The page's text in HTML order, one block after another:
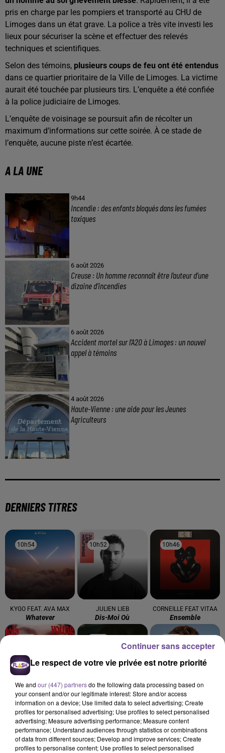
pris en charge par les pompiers et transporté au CHU de
Limoges dans un état grave. La police a très vite investi les
lieux pour sécuriser la scène et effectuer des relevés
techniques et scientifiques.
Selon des témoins, plusieurs coups de feu ont été entendus
dans ce quartier prioritaire de la Ville de Limoges. La victime
aurait été touchée par plusieurs tirs. L’enquête a été confiée
à la police judiciaire de Limoges.
L’enquête de voisinage se poursuit afin de récolter un
maximum d’informations sur cette soirée. À ce stade de
l’enquête, aucune piste n’est écartée.
A LA UNE
9h44
Incendie : des enfants bloqués dans les fumées
toxiques
6 août 2026
Creuse : Un homme reconnaît être l’auteur d’une
dizaine d’incendies
6 août 2026
Accident mortel sur l’A20 à Limoges : un nouvel
appel à témoins
4 août 2026
Haute-Vienne : une aide pour les Jeunes
Agriculteurs
DERNIERS TITRES
10h54
10h54
KYGO FEAT. AVA MAX
Whatever
10h52
10h52
JULIEN LIEB
Dis-Moi Où
10h46
10h46
CORNEILLE FEAT VITAA
Ensemble
LOLA YOUNG
Messy (clean Edit)
AMIR
A L'imparfaite
ELLIOTT
On S'oubliera
Le respect de votre vie privée est notre priorité
We and our (447) partnersdo the following data processing based on
your consent and/or our legitimate interest: Store and/or access
information on a device; Use limited data to select advertising; Create
profiles for personalised advertising; Use profiles to select personalised
advertising; Measure advertising performance; Measure content
performance; Understand audiences through statistics or combinations
of data from different sources; Develop and improve services; Create
profiles to personalise content; Use profiles to select personalised
Continuer sans accepter